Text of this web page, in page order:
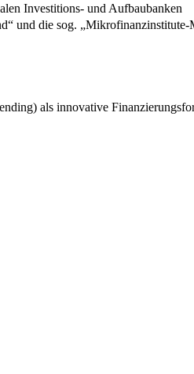
Investitions- und Aufbaubanken
und die sog. „Mikrofinanzinstitute-
als innovative